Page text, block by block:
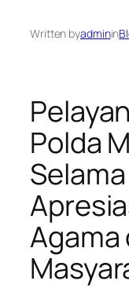
Written byadminin
Polda
Agama